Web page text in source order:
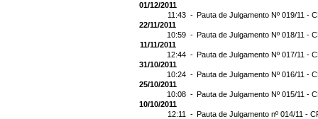
01/12/2011
11:43 - Pauta de Julgamento Nº 019/11 -
22/11/2011
10:59 - Pauta de Julgamento Nº 018/11 -
11/11/2011
12:44 - Pauta de Julgamento Nº 017/11 -
31/10/2011
10:24 - Pauta de Julgamento Nº 016/11 -
25/10/2011
10:08 - Pauta de Julgamento Nº 015/11 -
10/10/2011
12:11 - Pauta de Julgamento nº 014/11 -